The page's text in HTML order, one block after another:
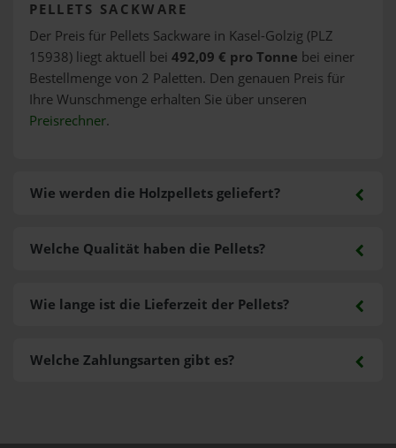
PELLETS SACKWARE
Der Preis für Pellets Sackware in Kasel-Golzig (PLZ
15938) liegt aktuell bei 492,09 € pro Tonne bei einer
Bestellmenge von 2 Paletten. Den genauen Preis für
Ihre Wunschmenge erhalten Sie über unseren
Preisrechner.
Wie werden die Holzpellets geliefert?
Welche Zahlungsarten gibt es?
Welche Qualität haben die Pellets?
Wie lange ist die Lieferzeit der Pellets?